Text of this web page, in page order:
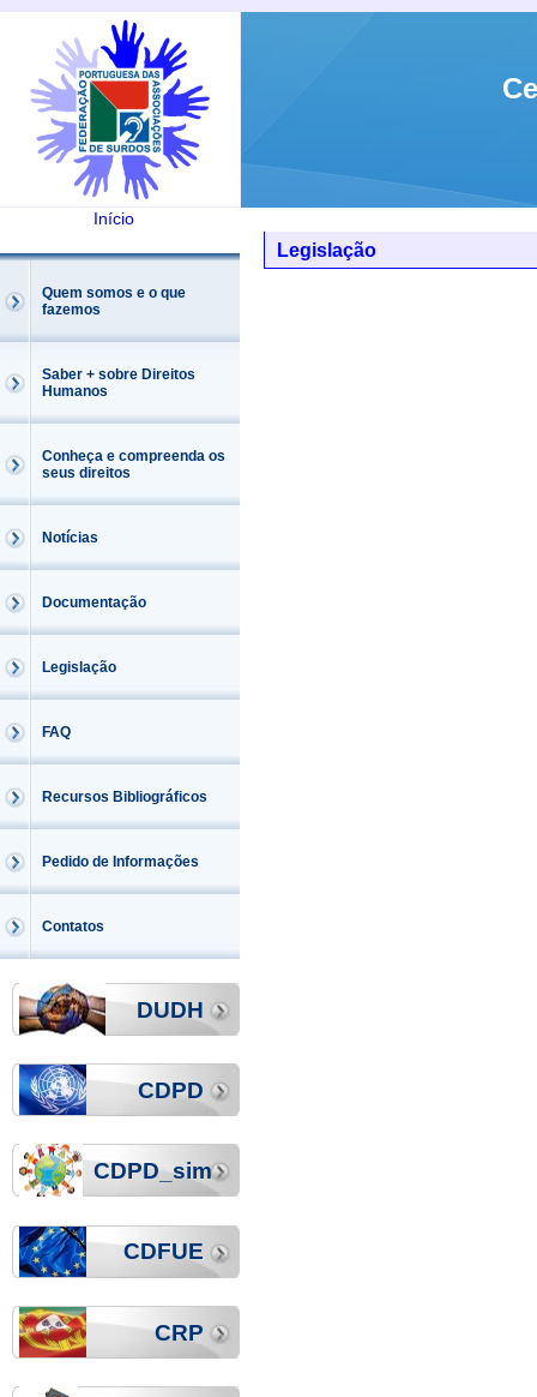
Início
Quem somos e o que
fazemos
Saber + sobre Direitos
Humanos
Conheça e compreenda os
seus direitos
Notícias
Documentação
Legislação
FAQ
Recursos Bibliográficos
Pedido de Informações
Contatos
DUDH
CDPD
CDPD_sim
CDFUE
CRP
Legislação